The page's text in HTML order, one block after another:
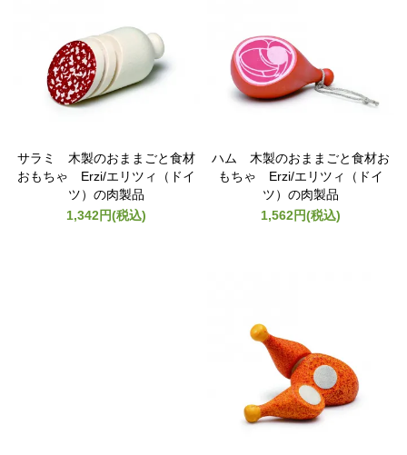
サラミ 木製のおままごと食材
おもちゃ Erzi/エリツィ（ドイ
ツ）の肉製品
1,342円(税込)
ハム 木製のおままごと食材お
もちゃ Erzi/エリツィ（ドイ
ツ）の肉製品
1,562円(税込)